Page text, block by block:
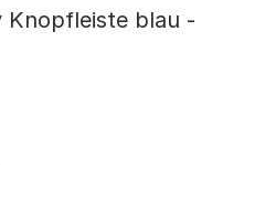
Knopfleiste blau -